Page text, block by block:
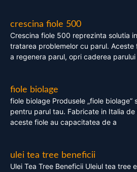
crescina fiole 500
Crescina fiole 500 reprezinta solutia
tratarea problemelor cu parul.
a regenera parul, opri caderea
fiole biolage
fiole biolage Produsele „fiole
pentru parul tau. Fabricate in Italia de
aceste fiole au capacitatea de a
ulei tea tree beneficii
Ulei Tea Tree Beneficii Uleiul tea tree